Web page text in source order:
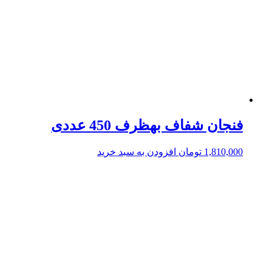
فنجان شفاف بهظرف 450 عددی
1,810,000 تومان افزودن به سبد خرید